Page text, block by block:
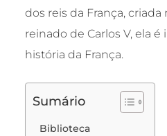
dos reis da França, criada
reinado de Carlos V, ela
história da França.
Sumário
Biblioteca